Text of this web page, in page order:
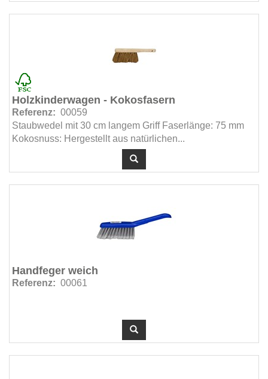
Holzkinderwagen - Kokosfasern
Referenz: 00059
Staubwedel mit 30 cm langem Griff Faserlänge: 75 mm
Kokosnuss: Hergestellt aus natürlichen...
Handfeger weich
Referenz: 00061